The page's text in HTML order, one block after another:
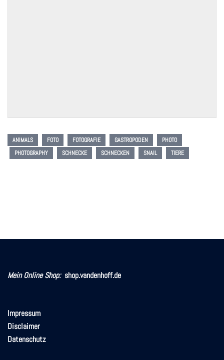
ANIMALS FOTO FOTOGRAFIE GASTROPODEN
PHOTO
PHOTOGRAPHY
SCHNECKE SCHNECKEN SNAIL TIERE
Mein Online Shop: shop.vandenhoff.de
Impressum
Disclaimer
Datenschutz